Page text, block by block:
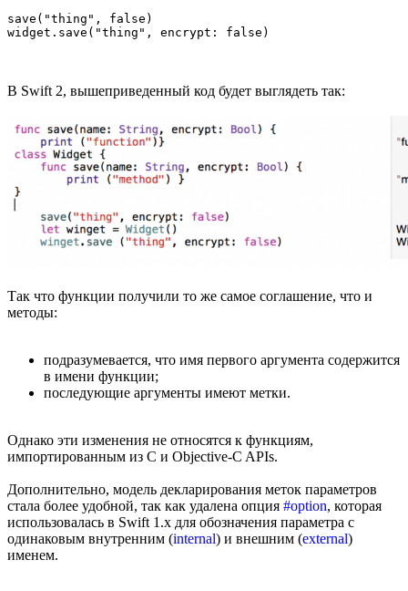
save("thing", false)
В Swift 2, вышеприведенный код будет выглядеть так:
Так что функции получили то же самое соглашение, что и
методы:
подразумевается, что имя первого аргумента содержится
в имени функции;
последующие аргументы имеют метки.
Однако эти изменения не относятся к функциям,
импортированным из C и Objective-C APIs.
Дополнительно, модель декларирования меток параметров
стала более удобной, так как удалена опция #option, которая
использовалась в Swift 1.x для обозначения параметра с
одинаковым внутренним (internal) и внешним (external)
именем.